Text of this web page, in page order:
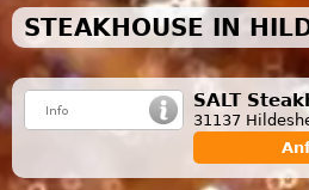
STEAKHOUSE IN
SALT
31137